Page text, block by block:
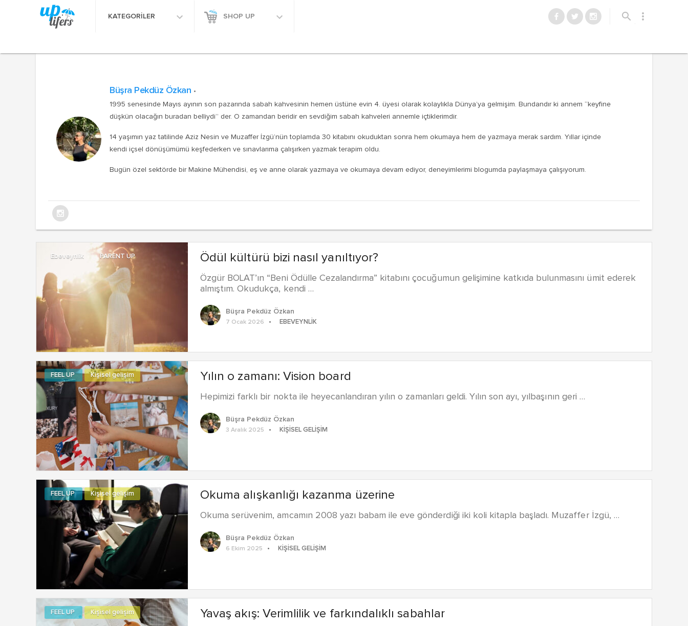
KATEGORİLER SHOP UP search more_vert
Büşra Pekdüz Özkan
1995 senesinde Mayıs ayının son pazarında sabah kahvesinin hemen üstüne evin 4. üyesi olarak kolaylıkla Dünya’ya gelmişim. Bundandır ki annem “keyfine
düşkün olacağın buradan belliydi” der. O zamandan beridir en sevdiğim sabah kahveleri annemle içtiklerimdir.
14 yaşımın yaz tatilinde Aziz Nesin ve Muzaffer İzgü’nün toplamda 30 kitabını okuduktan sonra hem okumaya hem de yazmaya merak sardım. Yıllar içinde
kendi içsel dönüşümümü keşfederken ve sınavlarıma çalışırken yazmak terapim oldu.
Bugün özel sektörde bir Makine Mühendisi, eş ve anne olarak yazmaya ve okumaya devam ediyor, deneyimlerimi blogumda paylaşmaya çalışıyorum.
Ödül kültürü bizi nasıl yanıltıyor?
Özgür BOLAT’ın “Beni Ödülle Cezalandırma” kitabını çocuğumun gelişimine katkıda bulunmasını ümit ederek
almıştım. Okudukça, kendi …
Ebeveynlik PARENT UP
Büşra Pekdüz Özkan
7 Ocak 2026 EBEVEYNLIK
Yılın o zamanı: Vision board
Hepimizi farklı bir nokta ile heyecanlandıran yılın o zamanları geldi. Yılın son ayı, yılbaşının geri …
FEEL UP Kişisel gelişim
Büşra Pekdüz Özkan
3 Aralık 2025 KIŞISEL GELIŞIM
Okuma alışkanlığı kazanma üzerine
Okuma serüvenim, amcamın 2008 yazı babam ile eve gönderdiği iki koli kitapla başladı. Muzaffer İzgü, …
FEEL UP Kişisel gelişim
Büşra Pekdüz Özkan
6 Ekim 2025 KIŞISEL GELIŞIM
Yavaş akış: Verimlilik ve farkındalıklı sabahlar
FEEL UP Kişisel gelişim